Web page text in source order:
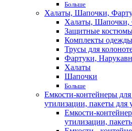
Больше
Халаты, Шапочки,
Халаты,
Защитные
Комплекты одежды
Трусы для
Фартуки,
Халаты
Шапочки
Больше
Емкости-контейнеры
утилизации, пакеты для
Емкости-
утилизации,